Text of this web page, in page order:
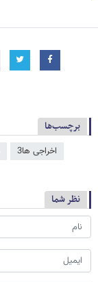
برچسب‌ها
اخراجی ها3
نظر شما